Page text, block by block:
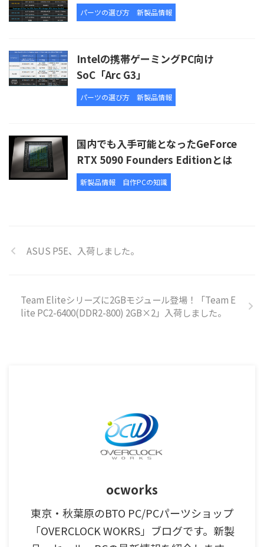
パーツの選び方 新製品情報
Intelの携帯ゲーミングPC向け
SoC「Arc G3」
パーツの選び方 新製品情報
国内でも入手可能となったGeForce
RTX 5090 Founders Editionとは
新製品情報 自作PCの知識
ASUS P5E、入荷しました。
Team Eliteシリーズに2GBモジュール登場！「Team E
lite PC2-6400(DDR2-800) 2GB×2」入荷しました。
ocworks
東京・秋葉原のBTO PC/PCパーツショップ
「OVERCLOCK WOKRS」ブログです。新製